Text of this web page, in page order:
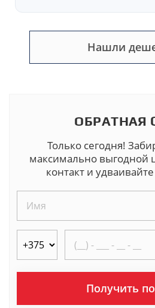
Нашли
ОБРАТНАЯ
Только сегодня!
максимально выгодной
контакт и
Получить